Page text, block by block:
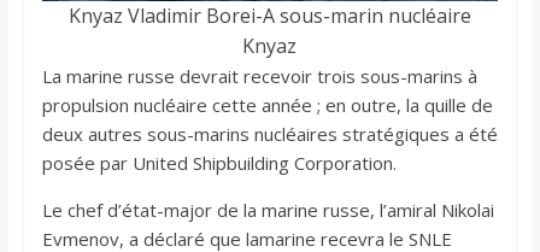
Knyaz Vladimir Borei-A sous-marin nucléaire
Knyaz
La marine russe devrait recevoir trois sous-marins à
propulsion nucléaire cette année ; en outre, la quille de
deux autres sous-marins nucléaires stratégiques a été
posée par United Shipbuilding Corporation.
Le chef d’état-major de la marine russe, l’amiral Nikolai
Evmenov, a déclaré que lamarine recevra le SNLE